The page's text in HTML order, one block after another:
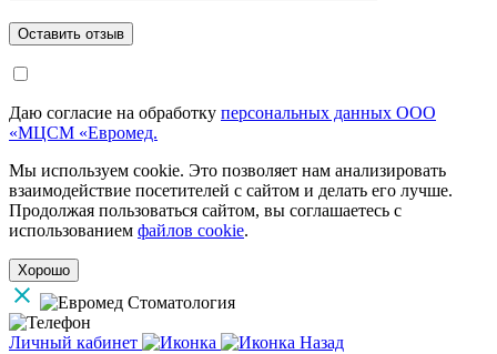
Даю согласие на обработку персональных данных ООО
«МЦСМ «Евромед.
Мы используем cookie. Это позволяет нам анализировать
взаимодействие посетителей с сайтом и делать его лучше.
Продолжая пользоваться сайтом, вы соглашаетесь с
использованием файлов cookie.
Хорошо
Личный кабинет
Назад